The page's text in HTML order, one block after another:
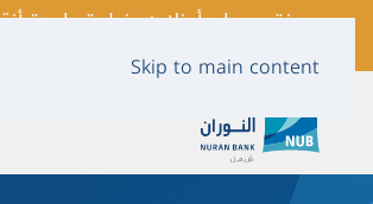
Skip to main content
فتح حساب أونلاين بخطوة واحدة